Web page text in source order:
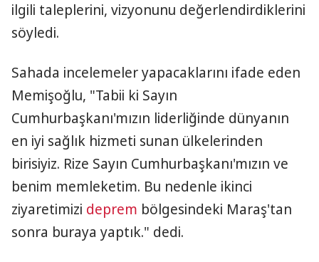
ilgili taleplerini, vizyonunu değerlendirdiklerini
söyledi.
Sahada incelemeler yapacaklarını ifade eden
Memişoğlu, "Tabii ki Sayın
Cumhurbaşkanı'mızın liderliğinde dünyanın
en iyi sağlık hizmeti sunan ülkelerinden
birisiyiz. Rize Sayın Cumhurbaşkanı'mızın ve
benim memleketim. Bu nedenle ikinci
ziyaretimizi deprem bölgesindeki Maraş'tan
sonra buraya yaptık." dedi.